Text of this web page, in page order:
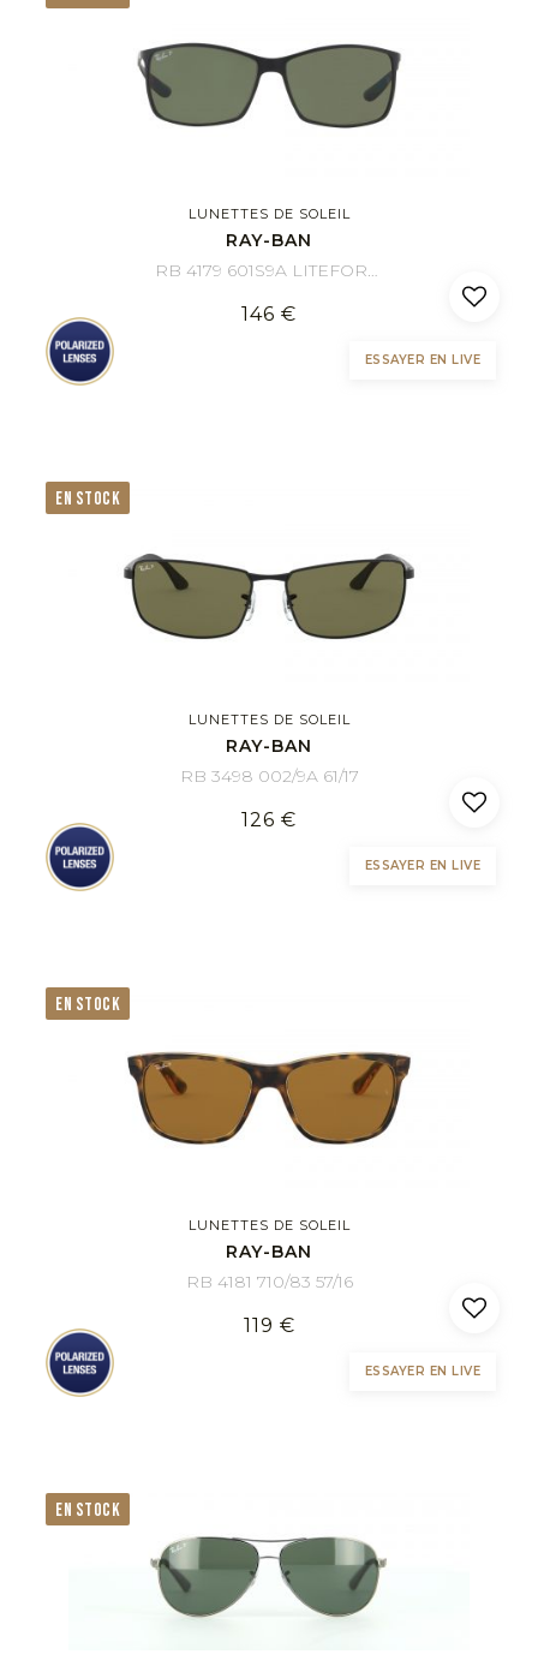
LUNETTES DE SOLEIL
RAY-BAN
146 €
ESSAYER EN LIVE
EN STOCK
LUNETTES DE SOLEIL
RAY-BAN
RB 3498 002/9A 61/17
126 €
ESSAYER EN LIVE
EN STOCK
LUNETTES DE SOLEIL
RAY-BAN
RB 4181 710/83 57/16
119 €
ESSAYER EN LIVE
EN STOCK